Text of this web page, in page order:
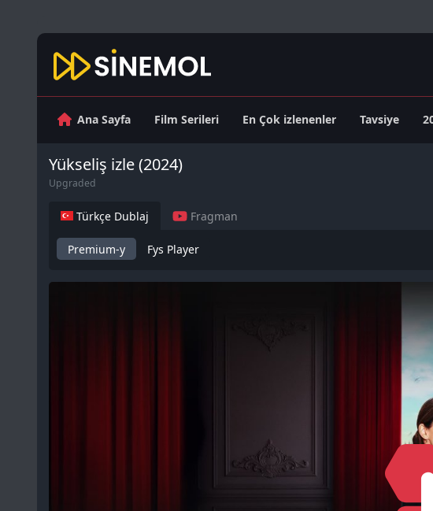
Ana Sayfa Film Serileri En Çok izlenenler Tavsiye
Yükseliş izle (2024)
Upgraded
Türkçe Dublaj Fragman
Premium-y Fys Player